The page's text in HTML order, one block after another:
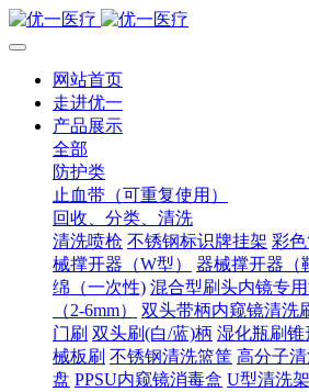
网站首页
走进优一
产品展示
全部
防护类
止血带（可重复使用）
回收、分类、清洗
清洗喷枪 不锈钢标识牌挂架 彩
械撑开器（W型）
器械撑开器（
绵（一次性) 混合型刷头内镜专
（2-6mm）
双头带柄内窥镜清洗
门刷 双头刷(白/蓝)柄 湿化瓶刷锥
械板刷 不锈钢清洗篮筐 高分子
盘 PPSU内窥镜消毒盒 U型清洗